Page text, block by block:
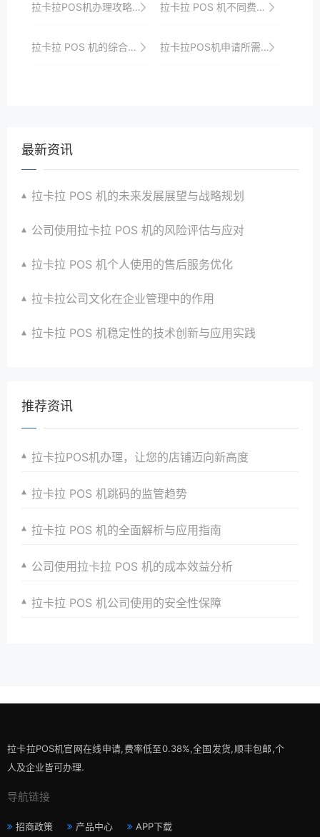
拉卡拉POS机办理攻略：为你的支付增添新动力 拉卡拉 POS 机不同费率模式对比
拉卡拉 POS 机的综合风险管理与防范 拉卡拉POS机申请所需资料清单，一次备齐不遗漏
最新资讯
拉卡拉 POS 机的未来发展展望与战略规划
公司使用拉卡拉 POS 机的风险评估与应对
拉卡拉 POS 机个人使用的售后服务优化
拉卡拉公司文化在企业管理中的作用
拉卡拉 POS 机稳定性的技术创新与应用实践
推荐资讯
拉卡拉POS机办理，让您的店铺迈向新高度
拉卡拉 POS 机跳码的监管趋势
拉卡拉 POS 机的全面解析与应用指南
公司使用拉卡拉 POS 机的成本效益分析
拉卡拉 POS 机公司使用的安全性保障
拉卡拉POS机官网在线申请,费率低至0.38%,全国发货,顺丰包邮,个
人及企业皆可办理.
导航链接
招商政策 产品中心 APP下载